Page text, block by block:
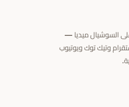
السوشيال ميديا —
وتيك توك ويوتيوب